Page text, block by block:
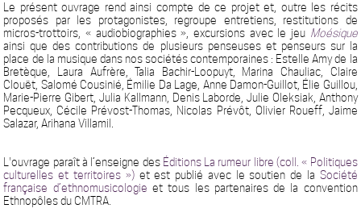
Le présent ouvrage rend ainsi compte de ce projet et, outre les récits
proposés par les protagonistes, regroupe entretiens, restitutions de
micros-trottoirs, « audiobiographies », excursions avec le jeu Moésique
ainsi que des contributions de plusieurs penseuses et penseurs sur la
place de la musique dans nos sociétés contemporaines : Estelle Amy de la
Bretèque, Laura Aufrère, Talia Bachir-Loopuyt, Marina Chauliac, Claire
Clouët, Salomé Cousinié, Émilie Da Lage, Anne Damon-Guillot, Élie Guillou,
Marie-Pierre Gibert, Julia Kallmann, Denis Laborde, Julie Oleksiak, Anthony
Pecqueux, Cécile Prévost-Thomas, Nicolas Prévôt, Olivier Roueff, Jaime
Salazar, Arihana Villamil.
L'ouvrage paraît à l’enseigne des Éditions La rumeur libre (coll. « Politiques
culturelles et territoires »)et est publié avec le soutien de la Société
française d’ethnomusicologie et tous les partenaires de la convention
Ethnopôles du CMTRA.